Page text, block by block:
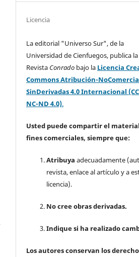
Licencia
La editorial "Universo Sur", de la
Universidad de Cienfuegos, publica la
Revista Conrado bajo la Licencia
Commons Atribución-
SinDerivadas 4.0 Internacional (CC
NC-ND 4.0).
Usted puede compartir el
fines comerciales, siempre que:
Atribuya adecuadamente
revista, enlace al artículo y a
licencia).
No cree obras derivadas.
Indique si ha realizado
Los autores conservan los